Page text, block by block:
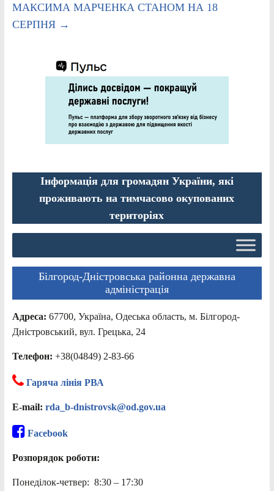
МАКСИМА МАРЧЕНКА СТАНОМ НА 18
СЕРПНЯ →
Інформація для громадян України, які
проживають на тимчасово окупованих
територіях
Білгород-Дністровська районна державна
адміністрація
Адреса: 67700, Україна, Одеська область, м. Білгород-
Дністровський, вул. Грецька, 24
Телефон: +38(04849) 2-83-66
Гаряча лінія РВА
E-mail: rda_b-dnistrovsk@od.gov.ua
Facebook
Розпорядок роботи:
Понеділок-четвер: 8:30 – 17:30